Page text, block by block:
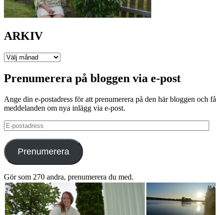
ARKIV
ARKIV
Prenumerera på bloggen via e-post
Ange din e-postadress för att prenumerera på den här bloggen och få
meddelanden om nya inlägg via e-post.
E-
postadress
Prenumerera
Gör som 270 andra, prenumerera du med.